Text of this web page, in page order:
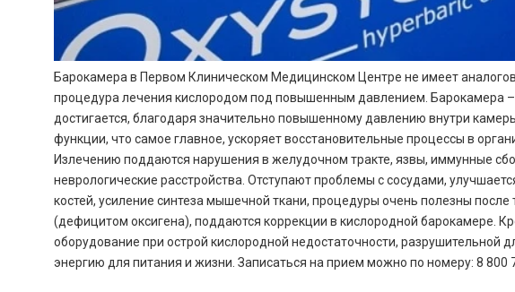
Барокамера в Первом Клиническом Медицинском Центре не имеет
процедура лечения кислородом под повышенным давлением. Барокамера
достигается, благодаря значительно повышенному давлению внутри
функции, что самое главное, ускоряет восстановительные процессы в
Излечению поддаются нарушения в желудочном тракте, язвы, иммунные
неврологические расстройства. Отступают проблемы с сосудами,
костей, усиление синтеза мышечной ткани, процедуры очень полезны
(дефицитом оксигена), поддаются коррекции в кислородной барокамере.
оборудование при острой кислородной недостаточности,
энергию для питания и жизни. Записаться на прием можно по номеру: 8 800